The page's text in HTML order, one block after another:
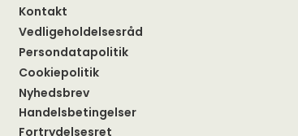
Kontakt
Vedligeholdelsesråd
Persondatapolitik
Cookiepolitik
Nyhedsbrev
Handelsbetingelser
Fortrydelsesret